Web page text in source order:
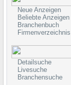
Neue Anzeigen
Beliebte Anzeigen
Branchenbuch
Firmenverzeichnis
Detailsuche
Livesuche
Branchensuche